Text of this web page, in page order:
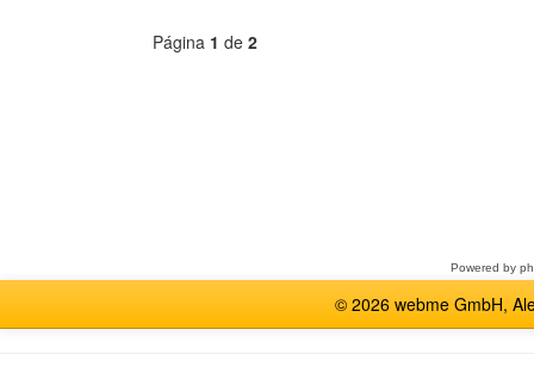
Página 1 de 2
Powered by
© 2026 webme GmbH,